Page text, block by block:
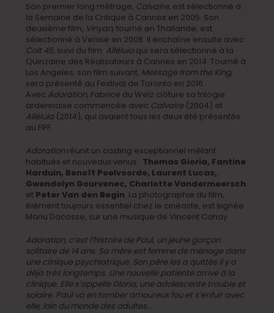
Son premier long métrage, Calvaire, est sélectionné à
la Semaine de la Critique à Cannes en 2005. Son
deuxième film, Vinyan, tourné en Thaïlande, est
sélectionné à Venise en 2008. Il enchaîne ensuite avec
Colt 45, suivi du film Alléluia qui sera sélectionné à la
Quinzaine des Réalisateurs à Cannes en 2014. Tourné à
Los Angeles, son film suivant, Message from the King,
sera présenté au Festival de Toronto en 2016.
Avec Adoration, Fabrice du Welz clôture sa trilogie
ardennaise commencée avec Calvaire (2004) et
Alléluia (2014), qui avaient tous les deux été présentés
au FIFF.
Adoration réunit un casting exceptionnel mêlant
habitués et nouveaux venus : Thomas Gioria, Fantine
Harduin, Benoît Poelvoorde, Laurent Lucas,
Gwendolyn Gourvenec, Charlotte Vandermeersch
et Peter Van den Begin. La photographie du film,
élément toujours essentiel chez le cinéaste, est signée
Manu Dacosse, sur une musique de Vincent Cahay.
Adoration, c’est l’histoire de Paul, un jeune garçon
solitaire de 14 ans. Sa mère est femme de ménage dans
une clinique psychiatrique. Son père les a quittés il y a
déjà très longtemps. Une nouvelle patiente arrive à la
clinique. Elle s’appelle Gloria, une adolescente trouble et
solaire. Paul va en tomber amoureux fou et s’enfuir avec
elle, loin du monde des adultes…